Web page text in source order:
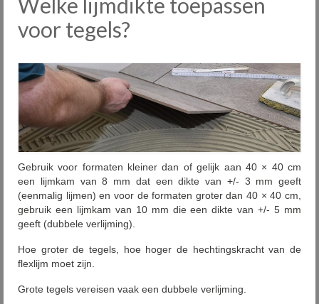
Onze fabrieken
Plaatsing
Onderhoud
Diensten
Outlet
Showrooms
Contact
FAQ
PID
voor tegels?
Gebruik voor formaten kleiner dan of gelijk aan 40 × 40 cm
een lijmkam van 8 mm dat een dikte van +/- 3 mm geeft
(eenmalig lijmen) en voor de formaten groter dan 40 × 40 cm,
gebruik een lijmkam van 10 mm die een dikte van +/- 5 mm
geeft (dubbele verlijming).
Hoe groter de tegels, hoe hoger de hechtingskracht van de
flexlijm moet zijn.
Grote tegels vereisen vaak een dubbele verlijming.